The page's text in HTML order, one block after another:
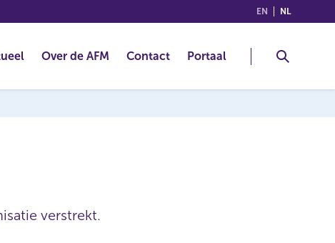
EN (ENGLISH)
NL
Over de AFM Contact Portaal
verstrekt.